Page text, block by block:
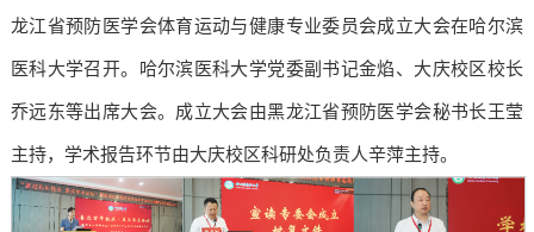
龙江省预防医学会体育运动与健康专业委员会成立大会在哈尔滨
医科大学召开。哈尔滨医科大学党委副书记金焰、大庆校区校长
乔远东等出席大会。成立大会由黑龙江省预防医学会秘书长王莹
主持，学术报告环节由大庆校区科研处负责人辛萍主持。